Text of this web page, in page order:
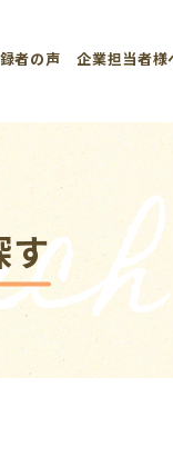
者の声 企業担当者様
す